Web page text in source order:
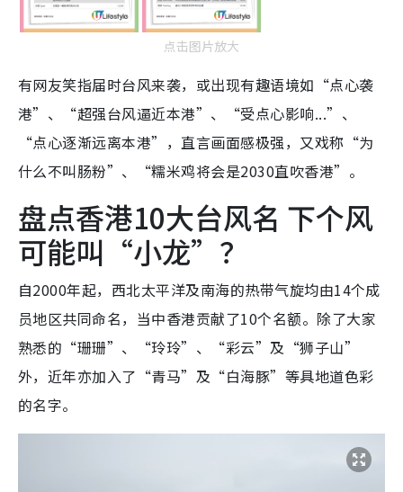
点击图片放大
有网友笑指届时台风来袭，或出现有趣语境如“点心袭
港”、“超强台风逼近本港”、“受点心影响...”、
“点心逐渐远离本港”，直言画面感极强，又戏称“为
什么不叫肠粉”、“糯米鸡将会是2030直吹香港”。
盘点香港10大台风名 下个风
可能叫“小龙”？
自2000年起，西北太平洋及南海的热带气旋均由14个成
员地区共同命名，当中香港贡献了10个名额。除了大家
熟悉的“珊珊”、“玲玲”、“彩云”及“狮子山”
外，近年亦加入了“青马”及“白海豚”等具地道色彩
的名字。